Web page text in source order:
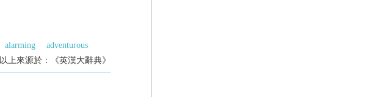
alarming
adventurous
以上來源於：《英漢大辭典》